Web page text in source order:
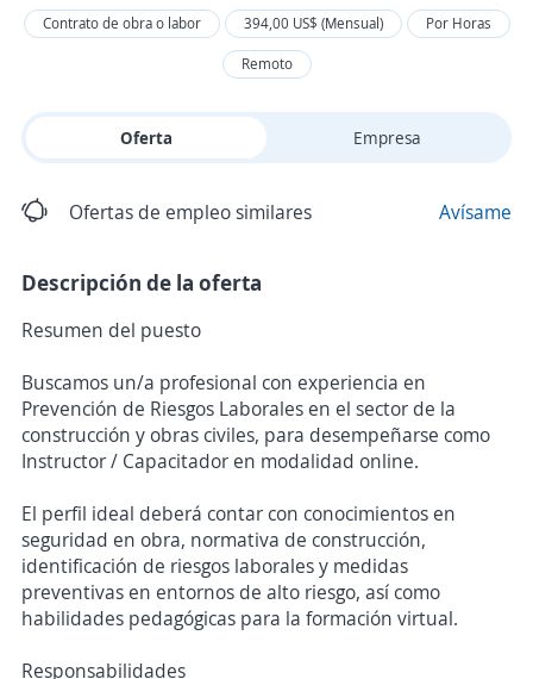
Contrato de obra o labor 394,00 US$ (Mensual)
Por Horas
Remoto
Oferta Empresa
Ofertas de empleo similares Avísame
Descripción de la oferta
Resumen del puesto
Buscamos un/a profesional con experiencia en
Prevención de Riesgos Laborales en el sector de la
construcción y obras civiles, para desempeñarse como
Instructor / Capacitador en modalidad online.
El perfil ideal deberá contar con conocimientos en
seguridad en obra, normativa de construcción,
identificación de riesgos laborales y medidas
preventivas en entornos de alto riesgo, así como
habilidades pedagógicas para la formación virtual.
Responsabilidades